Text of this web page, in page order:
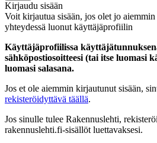
Kirjaudu sisään
Voit kirjautua sisään, jos olet jo
yhteydessä luonut käyttäjäprofiilin
Käyttäjäprofiilissa
sähköpostiosoitteesi (tai itse luomasi
luomasi salasana.
Jos et ole aiemmin kirjautunut sisään,
rekisteröidyttävä täällä.
Jos sinulle tulee Rakennuslehti,
rakennuslehti.fi-sisällöt luettavaksesi.